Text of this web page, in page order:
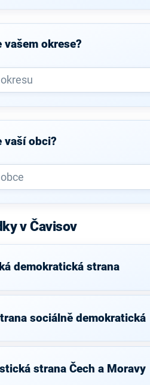
okrese?
vaší obci?
v Čavisov
demokratická strana
sociálně demokratická
strana Čech a Moravy